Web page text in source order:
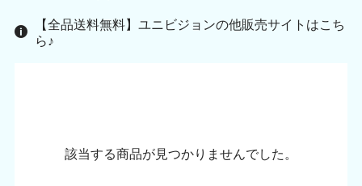
【全品送料無料】ユニビジョンの他販売サイトはこち
ら♪
該当する商品が見つかりませんでした。